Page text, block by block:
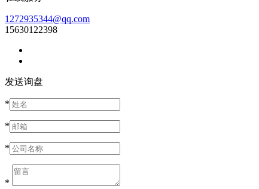
1272935344@qq.com
15630122398
发送询盘
*
*
*
*